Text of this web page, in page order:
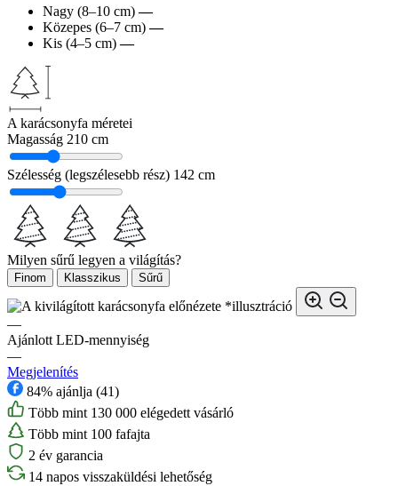
Nagy (8–10 cm) —
Közepes (6–7 cm) —
Kis (4–5 cm) —
A karácsonyfa méretei
Magasság 210 cm
Szélesség (legszélesebb rész) 142 cm
Milyen sűrű legyen a világítás?
Finom Klasszikus Sűrű
*illusztráció
—
Ajánlott LED-mennyiség
—
Megjelenítés
84% ajánlja (41)
Több mint 130 000 elégedett vásárló
Több mint 100 fafajta
2 év garancia
14 napos visszaküldési lehetőség